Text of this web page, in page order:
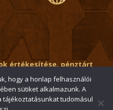
értékesítése, pénztárt
arpadfurdo.hu
arpadfurdo.hu
hogy a honlap felhasználói
sütiket alkalmazunk. A
tudomásul